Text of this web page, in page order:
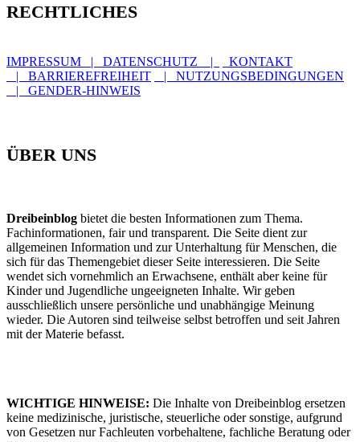
RECHTLICHES
IMPRESSUM | DATENSCHUTZ |
KONTAKT
| BARRIEREFREIHEIT
| NUTZUNGSBEDINGUNGEN
| GENDER-HINWEIS
ÜBER UNS
Dreibeinblog bietet die besten Informationen zum Thema.
Fachinformationen, fair und transparent. Die Seite dient zur
allgemeinen Information und zur Unterhaltung für Menschen, die
sich für das Themengebiet dieser Seite interessieren. Die Seite
wendet sich vornehmlich an Erwachsene, enthält aber keine für
Kinder und Jugendliche ungeeigneten Inhalte. Wir geben
ausschließlich unsere persönliche und unabhängige Meinung
wieder. Die Autoren sind teilweise selbst betroffen und seit Jahren
mit der Materie befasst.
WICHTIGE HINWEISE: Die Inhalte von Dreibeinblog ersetzen
keine medizinische, juristische, steuerliche oder sonstige, aufgrund
von Gesetzen nur Fachleuten vorbehaltene, fachliche Beratung oder